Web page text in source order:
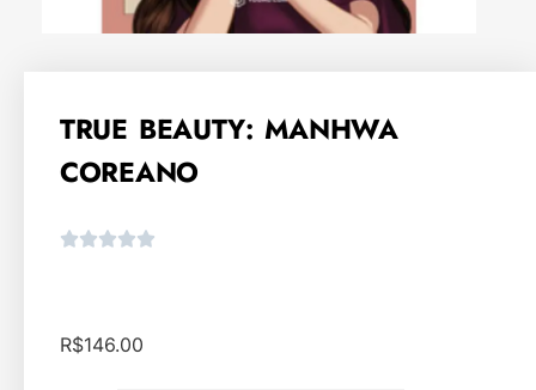
TRUE BEAUTY: MANHWA
COREANO
R$146.00